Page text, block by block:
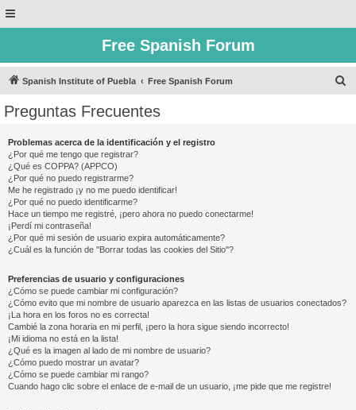
Free Spanish Forum
Spanish Institute of Puebla Free Spanish Forum
Preguntas Frecuentes
Problemas acerca de la identificación y el registro
¿Por qué me tengo que registrar?
¿Qué es COPPA? (APPCO)
¿Por qué no puedo registrarme?
Me he registrado ¡y no me puedo identificar!
¿Por qué no puedo identificarme?
Hace un tiempo me registré, ¡pero ahora no puedo conectarme!
¡Perdí mi contraseña!
¿Por qué mi sesión de usuario expira automáticamente?
¿Cuál es la función de "Borrar todas las cookies del Sitio"?
Preferencias de usuario y configuraciones
¿Cómo se puede cambiar mi configuración?
¿Cómo evito que mi nombre de usuario aparezca en las listas de usuarios conectados?
¡La hora en los foros no es correcta!
Cambié la zona horaria en mi perfil, ¡pero la hora sigue siendo incorrecto!
¡Mi idioma no está en la lista!
¿Qué es la imagen al lado de mi nombre de usuario?
¿Cómo puedo mostrar un avatar?
¿Cómo se puede cambiar mi rango?
Cuando hago clic sobre el enlace de e-mail de un usuario, ¡me pide que me registre!